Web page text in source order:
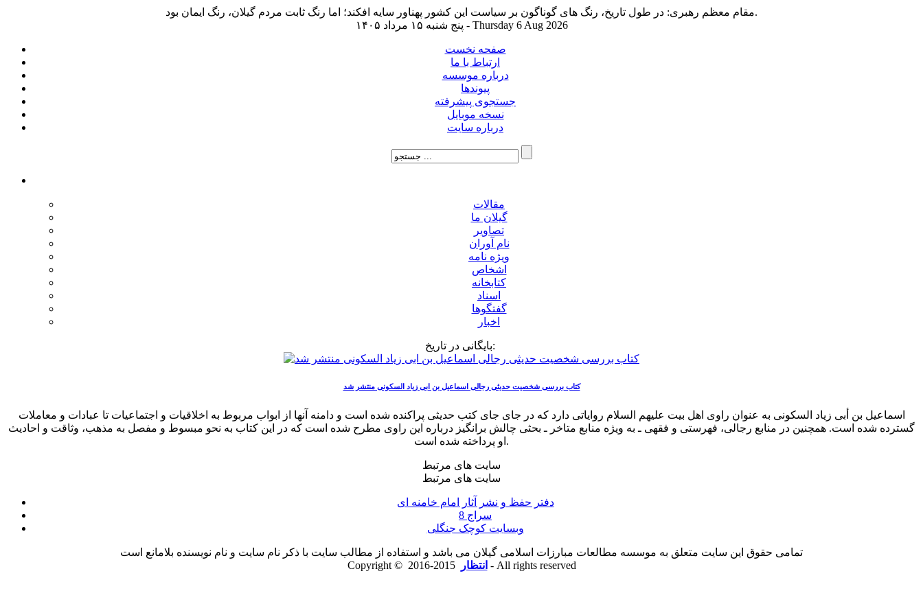
مقام معظم رهبری: در طول تاریخ، رنگ های گوناگون بر سیاست این کشور پهناور سایه افکند؛ اما رنگ ثابت مردم گیلان، رنگ ایمان بود.
پنج شنبه ۱۵ مرداد ۱۴۰۵ - Thursday 6 Aug 2026
صفحه نخست
ارتباط با ما
درباره موسسه
پیوندها
جستجوی پیشرفته
نسخه موبایل
درباره سایت
مقالات
گیلان ما
تصاویر
نام آوران
ویژه نامه
اشخاص
کتابخانه
اسناد
گفتگوها
اخبار
بایگانی در تاریخ:
کتاب بررسی شخصیت حدیثی رجالی اسماعیل بن ابی زیاد السکونی منتشر شد
اسماعیل بن أبی زیاد السکونی به عنوان راوی اهل بیت علیهم السلام روایاتی دارد که در جای جای کتب حدیثی پراکنده شده است و دامنه آنها از ابواب مربوط به اخلاقیات و اجتماعیات تا عبادات و معاملات
گسترده شده است. همچنین در منابع رجالی، فهرستی و فقهی ـ به ویژه منابع متاخر ـ بحثی چالش برانگیز درباره این راوی مطرح شده است که در این کتاب به نحو مبسوط و مفصل به مذهب، وثاقت و احادیث
او پرداخته شده است.
سایت های مرتبط
سایت های مرتبط
دفتر حفظ و نشر آثار امام خامنه ای
سراج 8
وبسایت کوچک جنگلی
تمامی حقوق این سایت متعلق به موسسه مطالعات مبارزات اسلامی گیلان می باشد و استفاده از مطالب سایت با ذکر نام سایت و نام نویسنده بلامانع است
Copyright ©
انتظار 2015-2016 - All rights reserved